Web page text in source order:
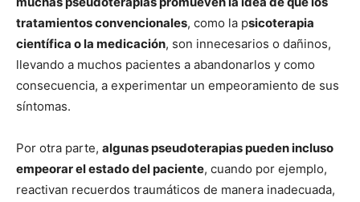
tratamientos convencionales, como la psicoterapia
científica o la medicación, son innecesarios o dañinos,
llevando a muchos pacientes a abandonarlos y como
consecuencia, a experimentar un empeoramiento de sus
síntomas.
Por otra parte, algunas pseudoterapias pueden incluso
empeorar el estado del paciente, cuando por ejemplo,
reactivan recuerdos traumáticos de manera inadecuada,